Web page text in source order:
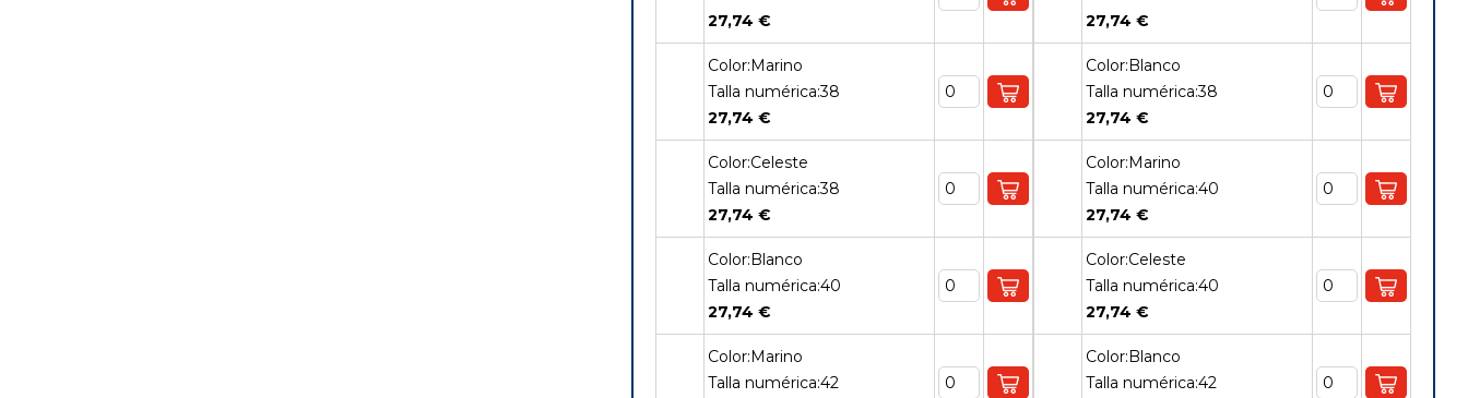
27,74 €
27,74 €
Color:Marino
Talla numérica:38
27,74 €
Color:Blanco
Talla numérica:38
27,74 €
Color:Celeste
Talla numérica:38
27,74 €
Color:Marino
Talla numérica:40
27,74 €
Color:Blanco
Talla numérica:40
27,74 €
Color:Celeste
Talla numérica:40
27,74 €
Color:Marino
Talla numérica:42
Color:Blanco
Talla numérica:42